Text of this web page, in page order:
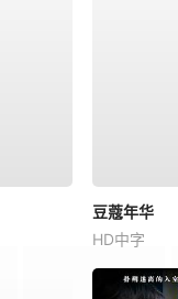
豆蔻年华
HD中字